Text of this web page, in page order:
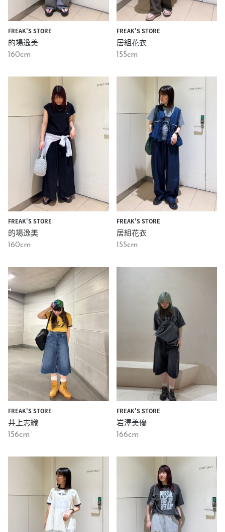
FREAK'S STORE
的場逸美
160cm
FREAK'S STORE
居組花衣
155cm
FREAK'S STORE
的場逸美
160cm
FREAK'S STORE
居組花衣
155cm
FREAK'S STORE
井上志織
156cm
FREAK'S STORE
岩澤美優
166cm